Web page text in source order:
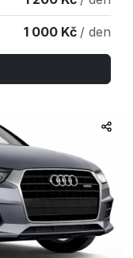
1 000 Kč / den